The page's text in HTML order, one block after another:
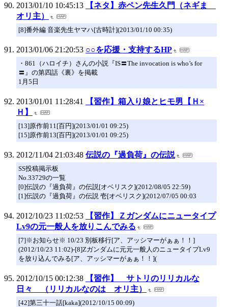
2013/01/10 10:45:13
【ネタ】赤ペン先生久門（ネギま
オリ主）
[8]番外編 音楽先生ヤマハ[古時計](2013/01/10 00:35)
2013/01/06 21:20:53 ○○を応援・支持するHP
・861（ハロイチ）さんの小説『IS〓The invocation is who’s for
〓』の第四話《裏》を掲載
1月5日
2013/01/01 11:28:41
【習作】箱入り娘とヒモ男【Ｈ×
Ｈ】
[13]原作前11[百円](2013/01/01 09:25)
[15]原作前13[百円](2013/01/01 09:25)
2012/11/04 21:03:48 伝説の『過負荷』の伝説
SS投稿掲示板
No.33729の一覧
[0]伝説の『過負荷』の伝説[オベリスク](2012/08/05 22:59)
[1]伝説の『過負荷』の伝説 壱[オベリスク](2012/07/05 00:03
2012/10/23 11:02:53
【習作】Ｚガンダムにニュータイプ
Lv9の元一般人を放りこんでみる
[7]※お知らせ※ 10/23 別板移行[ア、アッシマーがぁぁ！！]
(2012/10/23 11:02)-[8]Zガンダムに元元一般人のニュータイプLv9
を放り込んでみる[ア、アッシマーがぁぁ！！](
2012/10/15 00:12:38
【習作】 サトリのリリカルな
日々 （リリカルなのは オリ主）
[42]第三十一話[kaka](2012/10/15 00:09)